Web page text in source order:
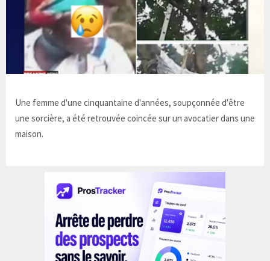
Une femme d'une cinquantaine d'années, soupçonnée d'être
une sorcière, a été retrouvée coincée sur un avocatier dans une
maison.